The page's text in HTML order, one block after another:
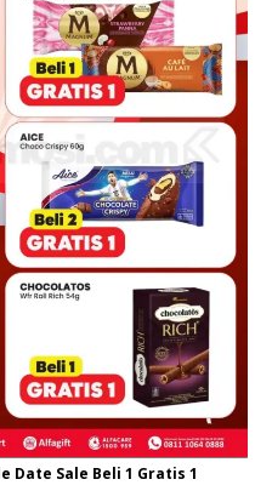
Date Sale Beli 1 Gratis 1